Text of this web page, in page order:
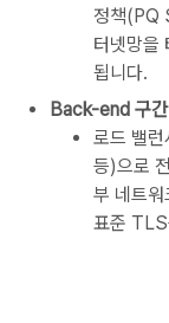
정책(PQ
터넷망을
됩니다.
Back-end 구
로드 밸
등)으로
부 네트
표준 TLS